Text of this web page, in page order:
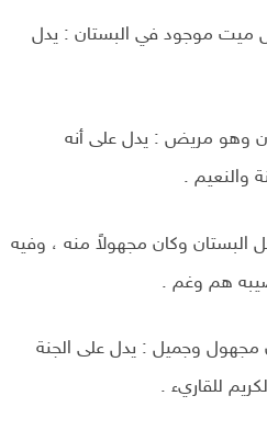
میت موجود في البستان : يدل
وهو مريض : يدل على أنه
والنعيم .
البستان وكان مجهولاً منه ، وفيه
هم وغم .
مجهول وجميل : يدل على الجنة
للقاريء .